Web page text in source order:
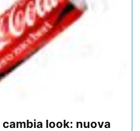
look: nuova